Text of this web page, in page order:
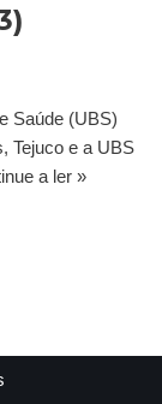
Saúde (UBS)
Tejuco e a UBS
a ler »